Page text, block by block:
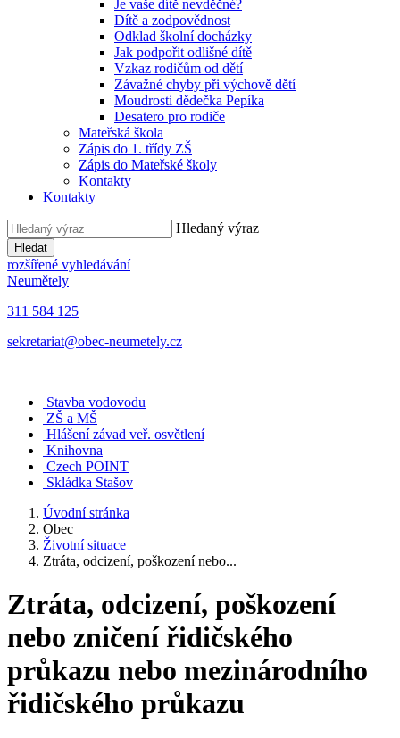
Je vaše dítě nevděčné?
Dítě a zodpovědnost
Odklad školní docházky
Jak podpořit odlišné dítě
Vzkaz rodičům od dětí
Závažné chyby při výchově dětí
Moudrosti dědečka Pepíka
Desatero pro rodiče
Mateřská škola
Zápis do 1. třídy ZŠ
Zápis do Mateřské školy
Kontakty
Kontakty
Hledaný výraz
Hledat
rozšířené vyhledávání
Neumětely
311 584 125
sekretariat@obec-neumetely.cz
Stavba vodovodu
ZŠ a MŠ
Hlášení závad veř. osvětlení
Knihovna
Czech POINT
Skládka Stašov
Úvodní stránka
Obec
Životní situace
Ztráta, odcizení, poškození nebo...
Ztráta, odcizení, poškození
nebo zničení řidičského
průkazu nebo mezinárodního
řidičského průkazu